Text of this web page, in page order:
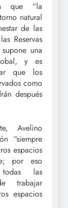
que “la
natural
de las
Reservas
una
y es
que los
como
después
Avelino
“siempre
espacios
por eso
las
trabajar
espacios